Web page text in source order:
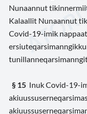
Nunaannut
Kalaallit Nunaannut
Covid-19-imik
§ 15 Inuk Covid-19-